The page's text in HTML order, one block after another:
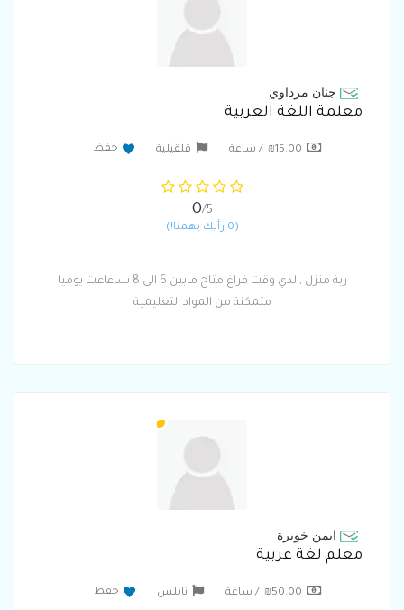
جنان مرداوي
معلمة اللغة العربية
₪15.00 / ساعة قلقيلية حفظ
0/5
(0 رأيك يهمنا!)
ربة منزل , لدي وقت فراغ متاح مابين 6 الى 8 ساعاعت يوميا
متمكنة من المواد التعليمية
ايمن خويرة
معلم لغة عربية
₪50.00 / ساعة نابلس حفظ